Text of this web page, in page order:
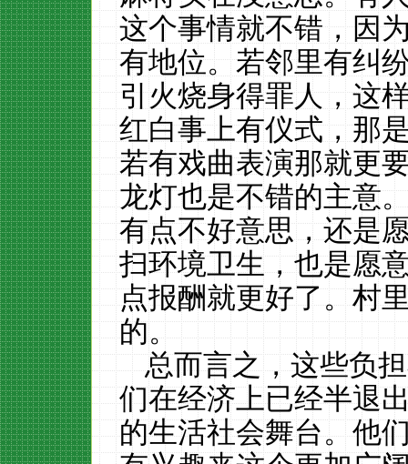
这个事情就不错，因
有地位。若邻里有纠
引火烧身得罪人，这
红白事上有仪式，那
若有戏曲表演那就更
龙灯也是不错的主意
有点不好意思，还是
扫环境卫生，也是愿
点报酬就更好了。村
的。
总而言之，这些负
们在经济上已经半退
的生活社会舞台。他